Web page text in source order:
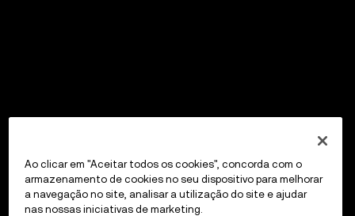
Ao clicar em "Aceitar todos os cookies", concorda com o
armazenamento de cookies no seu dispositivo para melhorar
a navegação no site, analisar a utilização do site e ajudar
nas nossas iniciativas de marketing.